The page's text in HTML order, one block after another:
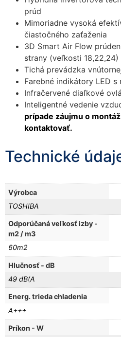
prúd
Mimoriadne vysoká
čiastočného zaťaženia
3D Smart Air Flow
strany (veľkosti 18,22,24)
Tichá prevádzka
Farebné indikátory LED
Infračervené diaľkové
Inteligentné vedenie
prípade záujmu o
kontaktovať.
Technické
Výrobca
TOSHIBA
Odporúčaná veľkosť izby -
m2 / m3
60m2
Hlučnosť - dB
49 dB(A
Energ. trieda chladenia
A+++
Príkon - W